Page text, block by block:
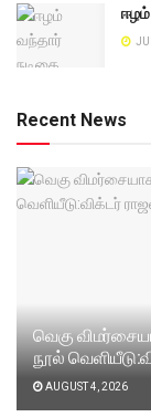
ஈழம்
Recent News
வெகு
நூல்
AUGUST 4, 2026